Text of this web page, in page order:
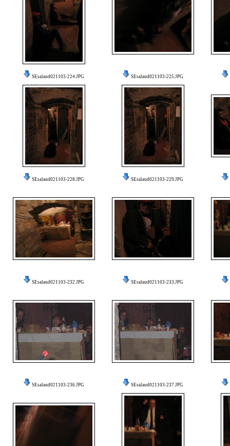
SEsalaud021103-224.JPG SEsalaud021103-225.JPG
SEsalaud021103-228.JPG SEsalaud021103-229.JPG
SEsalaud021103-232.JPG SEsalaud021103-233.JPG
SEsalaud021103-236.JPG SEsalaud021103-237.JPG